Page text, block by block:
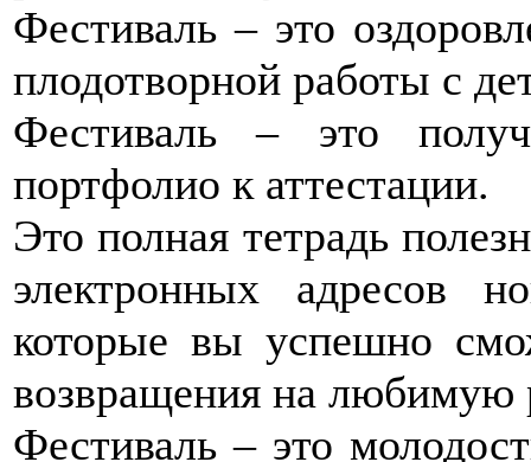
Фестиваль – это
плодотворной работы с
Фестиваль – это
портфолио к аттестации.
Это полная тетрадь
электронных адресов
которые вы успешно
возвращения на любимую
Фестиваль – это